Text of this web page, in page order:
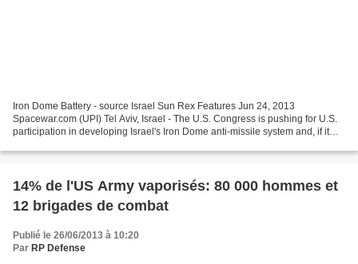
Iron Dome Battery - source Israel Sun Rex Features Jun 24, 2013
Spacewar.com (UPI) Tel Aviv, Israel - The U.S. Congress is pushing for U.S.
participation in developing Israel's Iron Dome anti-missile system and, if it
14% de l'US Army vaporisés: 80 000 hommes et
12 brigades de combat
Publié le 26/06/2013 à 10:20
Par RP Defense